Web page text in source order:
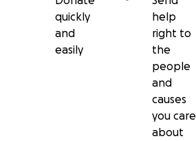
quickly
and
easily
help
right to
the
people
and
causes
you care
about